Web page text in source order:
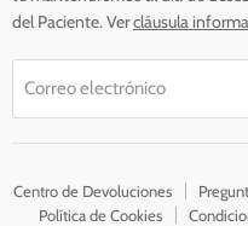
del Paciente.Vercláusula
Correo electrónico
Centro de Devoluciones
Política de Cookies